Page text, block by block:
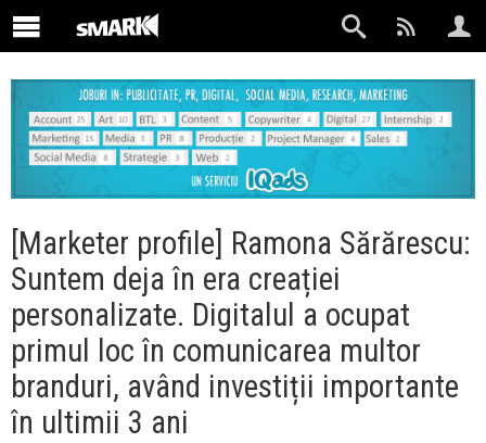
[Marketer profile] Ramona Sărărescu:
Suntem deja în era creației
personalizate. Digitalul a ocupat
primul loc în comunicarea multor
branduri, având investiții importante
în ultimii 3 ani